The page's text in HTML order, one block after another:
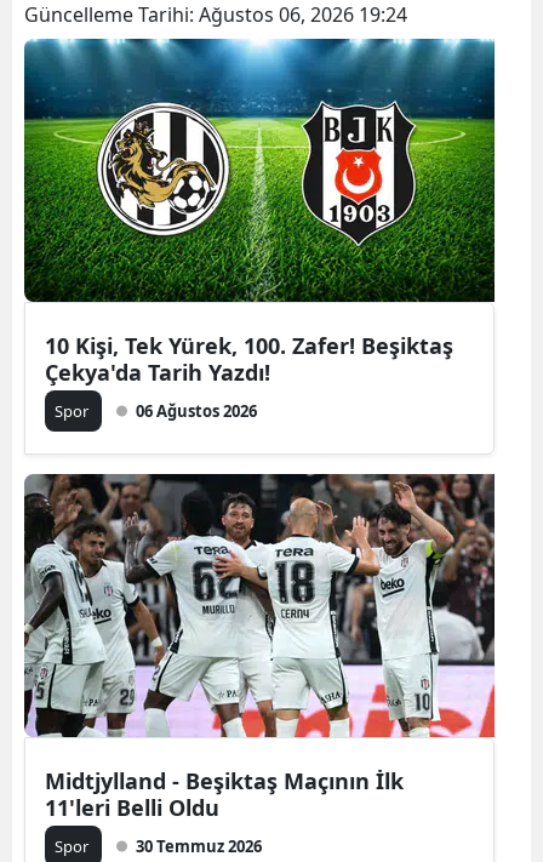
Güncelleme Tarihi: Ağustos 06, 2026 19:24
10 Kişi, Tek Yürek, 100. Zafer! Beşiktaş
Çekya'da Tarih Yazdı!
Spor 06 Ağustos 2026
Midtjylland - Beşiktaş Maçının İlk
11'leri Belli Oldu
Spor 30 Temmuz 2026